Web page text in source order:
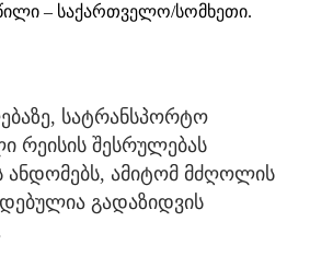
– საქართველო/სომხეთი.
სატრანსპორტო
რეისის შესრულებას
ანდომებს, ამიტომ მძღოლის
გადაზიდვის